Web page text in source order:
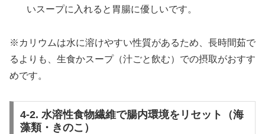
いスープに入れると胃腸に優しいです。
※カリウムは水に溶けやすい性質があるため、長時間茹で
るよりも、生食かスープ（汁ごと飲む）での摂取がおすす
めです。
4-2. 水溶性食物繊維で腸内環境をリセット（海
藻類・きのこ）